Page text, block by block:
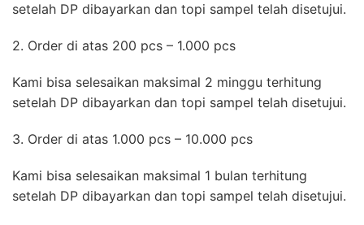
setelah DP dibayarkan dan topi sampel telah disetujui.
2. Order di atas 200 pcs – 1.000 pcs
Kami bisa selesaikan maksimal 2 minggu terhitung
setelah DP dibayarkan dan topi sampel telah disetujui.
3. Order di atas 1.000 pcs – 10.000 pcs
Kami bisa selesaikan maksimal 1 bulan terhitung
setelah DP dibayarkan dan topi sampel telah disetujui.